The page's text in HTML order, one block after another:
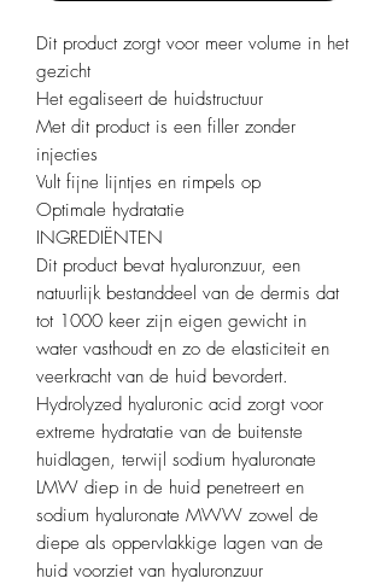
Dit product zorgt voor meer volume in het
gezicht
Het egaliseert de huidstructuur
Met dit product is een filler zonder
injecties
Vult fijne lijntjes en rimpels op
Optimale hydratatie
INGREDIËNTEN
Dit product bevat hyaluronzuur, een
natuurlijk bestanddeel van de dermis dat
tot 1000 keer zijn eigen gewicht in
water vasthoudt en zo de elasticiteit en
veerkracht van de huid bevordert.
Hydrolyzed hyaluronic acid zorgt voor
extreme hydratatie van de buitenste
huidlagen, terwijl sodium hyaluronate
LMW diep in de huid penetreert en
sodium hyaluronate MWW zowel de
diepe als oppervlakkige lagen van de
huid voorziet van hyaluronzuur